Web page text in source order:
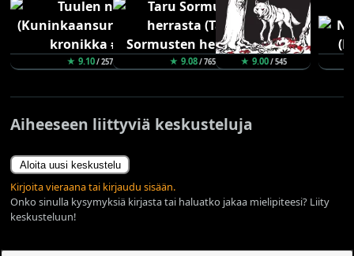
★ 9.10/ 257 ★ 9.08/ 765 ★ 9.00/ 545
Aiheeseen liittyviä keskusteluja
Aloita uusi keskustelu
Kirjoita vieraana tai kirjaudu sisään.
Onko sinulla kysymyksiä kirjasta tai haluatko jakaa mielipiteesi? Liity
keskusteluun!